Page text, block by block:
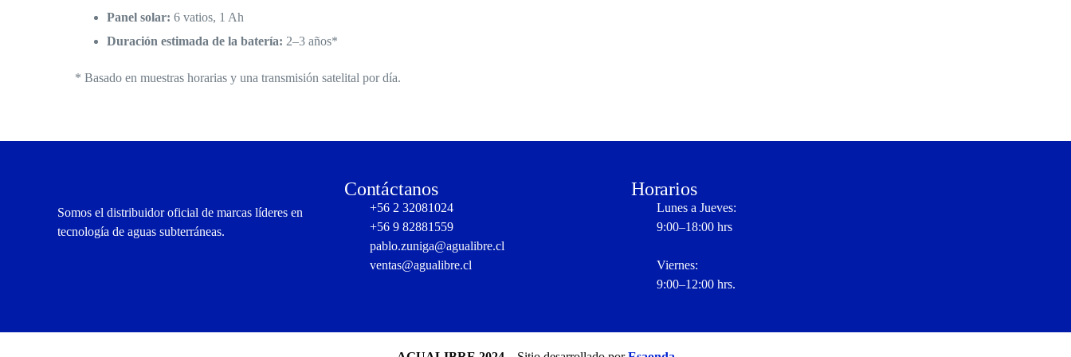
Panel solar: 6 vatios, 1 Ah
Duración estimada de la batería: 2–3 años*
* Basado en muestras horarias y una transmisión satelital por día.
Somos el distribuidor oficial de marcas líderes en
tecnología de aguas subterráneas.
Contáctanos
+56 2 32081024
+56 9 82881559
pablo.zuniga@agualibre.cl
ventas@agualibre.cl
Horarios
Lunes a Jueves:
9:00–18:00 hrs
Viernes:
9:00–12:00 hrs.